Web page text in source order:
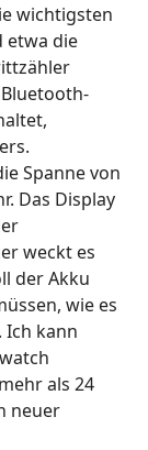
wichtigsten
etwa die
Spanne von
Das Display
weckt es
der Akku
wie es
kann
als 24
neuer